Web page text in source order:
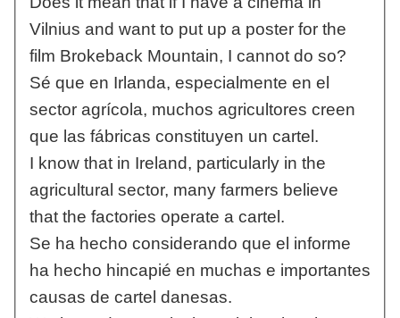
Vilnius and want to put up a poster for the
film Brokeback Mountain, I cannot do so?
Sé que en Irlanda, especialmente en el
sector agrícola, muchos agricultores creen
que las fábricas constituyen un cartel.
I know that in Ireland, particularly in the
agricultural sector, many farmers believe
that the factories operate a cartel.
Se ha hecho considerando que el informe
ha hecho hincapié en muchas e importantes
causas de cartel danesas.